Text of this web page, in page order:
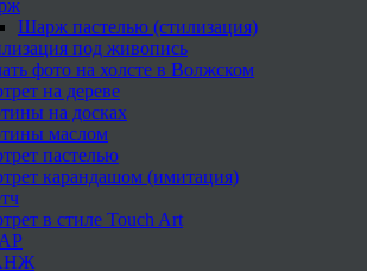
Шарж пастелью (стилизация)
под живопись
фото на холсте в Волжском
на дереве
на досках
маслом
пастелью
карандашом (имитация)
в стиле Touch Art